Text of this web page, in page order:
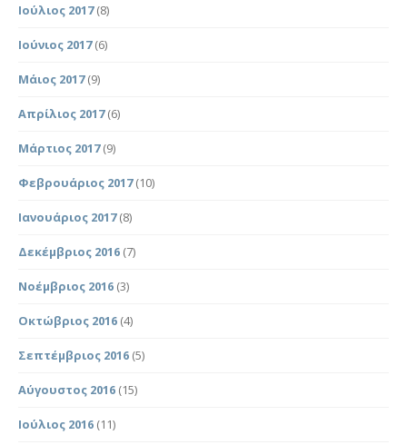
Ιούλιος 2017(8)
Ιούνιος 2017(6)
Μάιος 2017(9)
Απρίλιος 2017(6)
Μάρτιος 2017(9)
Φεβρουάριος 2017(10)
Ιανουάριος 2017(8)
Δεκέμβριος 2016 (7)
Νοέμβριος 2016 (3)
Οκτώβριος 2016 (4)
Σεπτέμβριος 2016 (5)
Αύγουστος 2016 (15)
Ιούλιος 2016 (11)